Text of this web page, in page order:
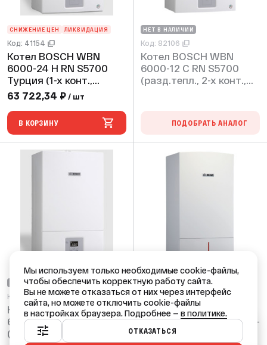
СНИЖЕНИЕ ЦЕН ЛИКВИДАЦИЯ
Код: 41154
Котел BOSCH WBN
6000-24 Н RN S5700
Турция (1-х конт.,
турбо, без трубы)
63 722,34 ₽ / шт
В КОРЗИНУ
НЕТ В НАЛИЧИИ
Код: 82106
Котел BOSCH WBN
6000-12 C RN S5700
(разд.тепл., 2-х конт.,
ПОДОБРАТЬ АНАЛОГ
НЕТ В НАЛИЧИИ
Код: 94323
Котел BOSCH WBN
6000-35 C RN S5700
(разд.тепл., 2-х конт.,
НЕТ В НАЛИЧИИ
Код: 86543
Котел BOSCH ZWС 35-3
MFA (разд.теплообм., 2-
х конт., турбо, без
Ваш город — Краснодар?
Мы используем только необходимые cookie-файлы,
чтобы обеспечить корректную работу сайта.
Вы не можете отказаться от них через интерфейс
сайта, но можете отключить cookie-файлы
в настройках браузера. Подробнее — в политике.
ОТКАЗАТЬСЯ